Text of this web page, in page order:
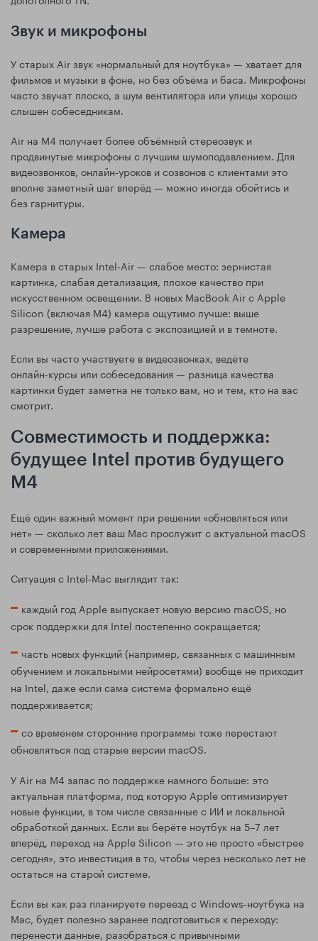
Звук и микрофоны
У старых Air звук «нормальный для ноутбука» — хватает для
фильмов и музыки в фоне, но без объёма и баса. Микрофоны
часто звучат плоско, а шум вентилятора или улицы хорошо
слышен собеседникам.
Air на M4 получает более объёмный стереозвук и
продвинутые микрофоны с лучшим шумоподавлением. Для
видеозвонков, онлайн‑уроков и созвонов с клиентами это
вполне заметный шаг вперёд — можно иногда обойтись и
без гарнитуры.
Камера
Камера в старых Intel‑Air — слабое место: зернистая
картинка, слабая детализация, плохое качество при
искусственном освещении. В новых MacBook Air с Apple
Silicon (включая M4) камера ощутимо лучше: выше
разрешение, лучше работа с экспозицией и в темноте.
Если вы часто участвуете в видеозвонках, ведёте
онлайн‑курсы или собеседования — разница качества
картинки будет заметна не только вам, но и тем, кто на вас
смотрит.
Совместимость и поддержка:
будущее Intel против будущего
M4
Ещё один важный момент при решении «обновляться или
нет» — сколько лет ваш Mac прослужит с актуальной macOS
и современными приложениями.
Ситуация с Intel‑Mac выглядит так:
каждый год Apple выпускает новую версию macOS, но
срок поддержки для Intel постепенно сокращается;
часть новых функций (например, связанных с машинным
обучением и локальными нейросетями) вообще не приходит
на Intel, даже если сама система формально ещё
поддерживается;
со временем сторонние программы тоже перестают
обновляться под старые версии macOS.
У Air на M4 запас по поддержке намного больше: это
актуальная платформа, под которую Apple оптимизирует
новые функции, в том числе связанные с ИИ и локальной
обработкой данных. Если вы берёте ноутбук на 5–7 лет
вперёд, переход на Apple Silicon — это не просто «быстрее
сегодня», это инвестиция в то, чтобы через несколько лет не
остаться на старой системе.
Если вы как раз планируете переезд с Windows‑ноутбука на
Mac, будет полезно заранее подготовиться к переходу:
перенести данные, разобраться с привычными